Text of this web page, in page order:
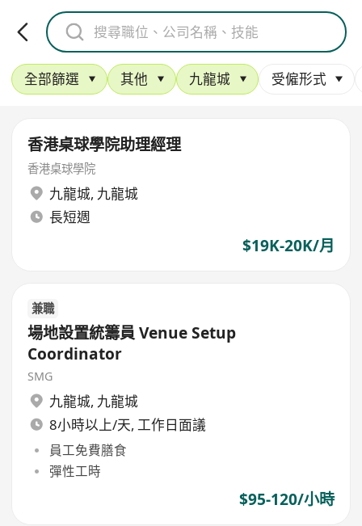
全部篩選 其他 九龍城 受僱形式
香港桌球學院助理經理
香港桌球學院
九龍城, 九龍城
長短週
$19K-20K/月
兼職
場地設置統籌員 Venue Setup
Coordinator
SMG
九龍城, 九龍城
8小時以上/天, 工作日面議
員工免費膳食
彈性工時
$95-120/小時